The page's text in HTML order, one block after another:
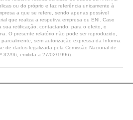
ou do próprio e faz referência unicamente à
a que se refere, sendo apenas possível
que realiza a respetiva empresa ou ENI. Caso
sua retificação, contactando, para o efeito, o
O presente relatório não pode ser reproduzido,
sem autorização expressa da Informa
de dados legalizada pela Comissão Nacional de
32/96, emitida a 27/02/1996).